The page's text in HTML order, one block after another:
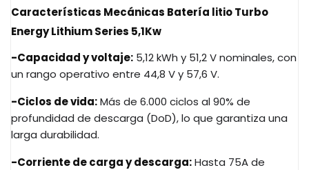
Características Mecánicas Batería litio Turbo
Energy Lithium Series 5,1Kw
-Capacidad y voltaje: 5,12 kWh y 51,2 V nominales, con
un rango operativo entre 44,8 V y 57,6 V.
-Ciclos de vida:Más de 6.000 ciclos al 90% de
profundidad de descarga (DoD), lo que garantiza una
larga durabilidad.
-Corriente de carga y descarga:Hasta 75A de